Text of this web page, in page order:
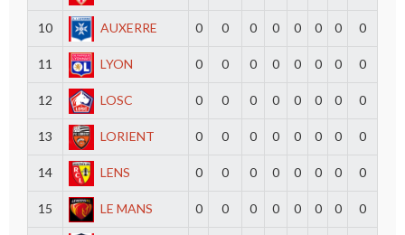
10 AUXERRE 0 0 0 0 0 0 0 0
11 LYON 0 0 0 0 0 0 0 0
12 LOSC 0 0 0 0 0 0 0 0
13 LORIENT 0 0 0 0 0 0 0 0
14 LENS 0 0 0 0 0 0 0 0
15 LE MANS 0 0 0 0 0 0 0 0